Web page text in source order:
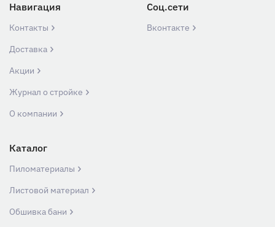
Навигация
Контакты
Доставка
Акции
Журнал о стройке
О компании
Соц.сети
Вконтакте
Каталог
Пиломатериалы
Листовой материал
Обшивка бани